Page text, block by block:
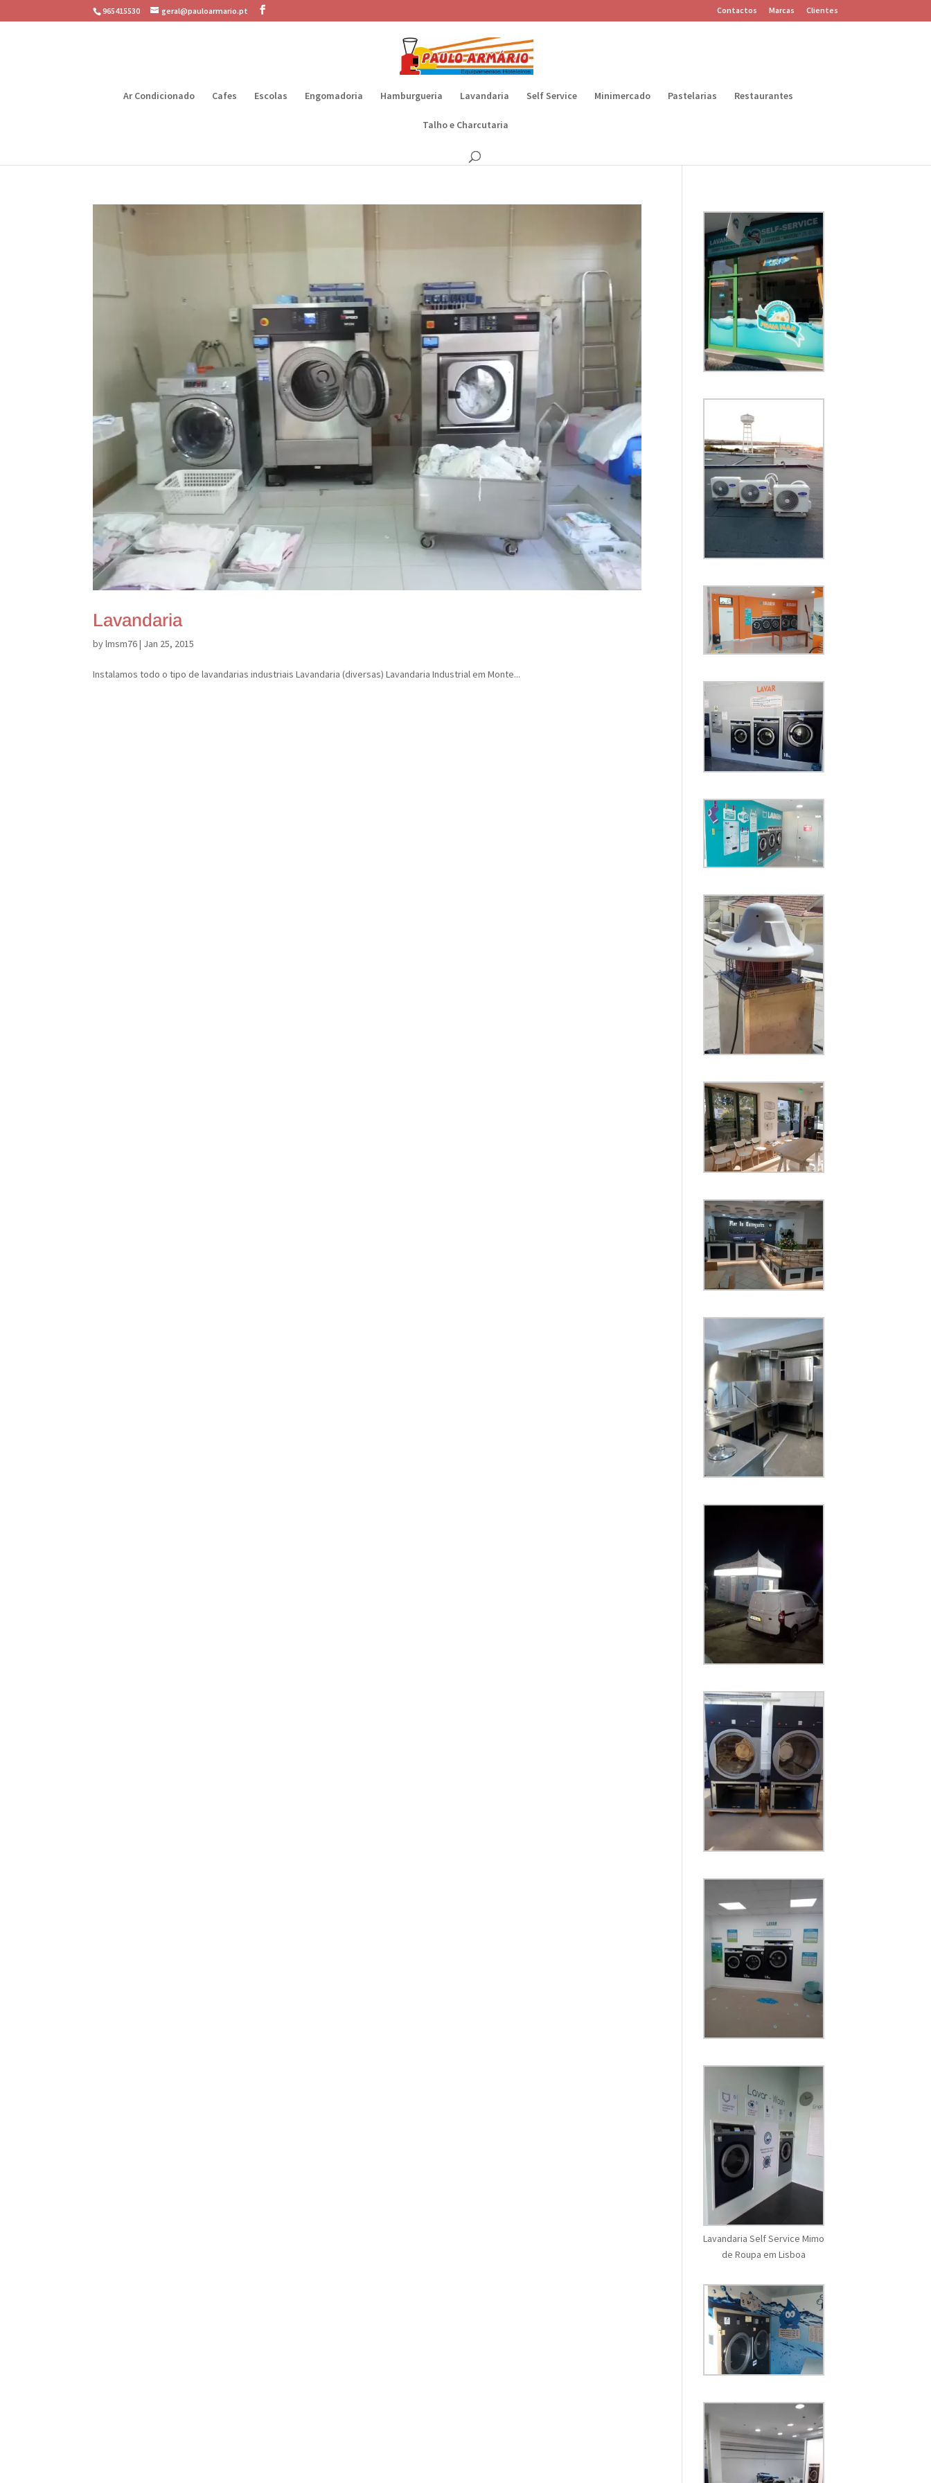
965415530 geral@pauloarmario.pt Contactos Marcas Clientes
Ar Condicionado Cafes Escolas Engomadoria Hamburgueria Lavandaria Self Service Minimercado Pastelarias Restaurantes
Talho e Charcutaria
Lavandaria
bylmsm76| Jan 25, 2015
Instalamos todo o tipo de lavandarias industriais Lavandaria (diversas) Lavandaria Industrial em Monte...
Lavandaria Self Service Mimo
de Roupa em Lisboa